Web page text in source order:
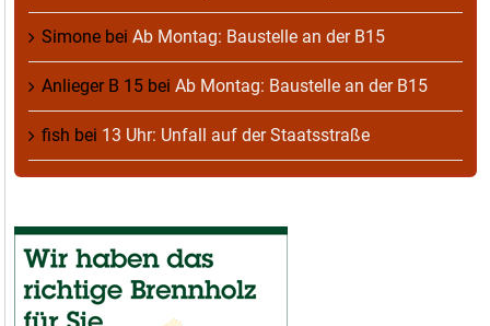
Simone bei Ab Montag: Baustelle an der B15
Anlieger B 15 bei Ab Montag: Baustelle an der B15
fish bei 13 Uhr: Unfall auf der Staatsstraße